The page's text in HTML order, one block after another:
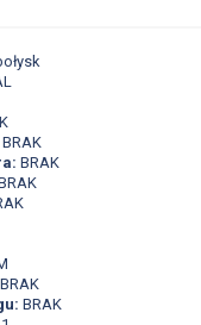
BRAK
BRAK
BRAK
BRAK